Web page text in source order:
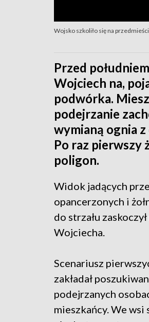
Wojsko szkoliło się na
Przed
Wojciech na,
podwórka.
podejrzanie
wymianą ognia
Po raz pierwszy
poligon.
Widok jadących
opancerzonych i
do strzału
Wojciecha.
Scenariusz
zakładał
podejrzanych
mieszkańcy. We wsi